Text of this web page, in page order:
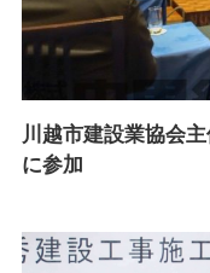
川越市建設業協会
に参加